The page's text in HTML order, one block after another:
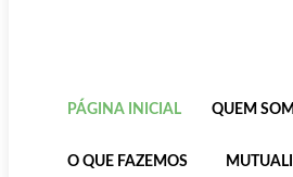
PÁGINA INICIAL QUEM
O QUE FAZEMOS